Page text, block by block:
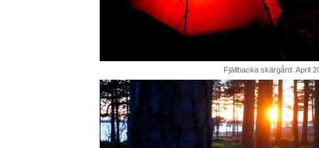
Fjällbacka skärgård. April